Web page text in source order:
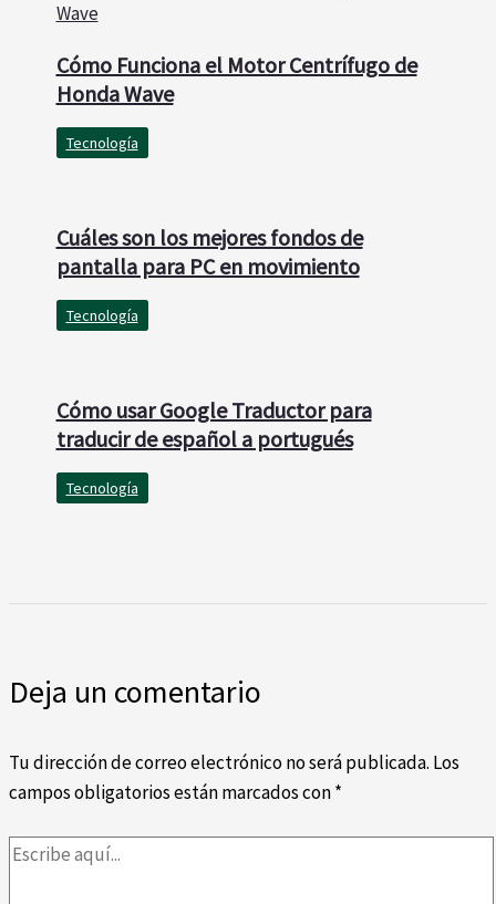
Cómo Funciona el Motor Centrífugo de
Honda Wave
Tecnología
Cuáles son los mejores fondos de
pantalla para PC en movimiento
Tecnología
Cómo usar Google Traductor para
traducir de español a portugués
Tecnología
Deja un comentario
Tu dirección de correo electrónico no será publicada. Los
campos obligatorios están marcados con*
Escribe